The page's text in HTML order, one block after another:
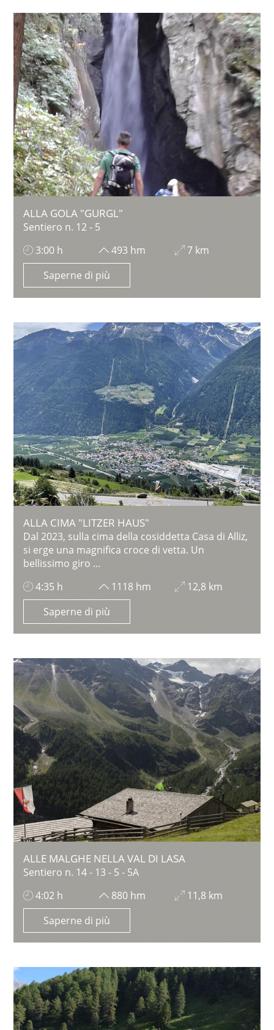
ALLA GOLA "GURGL"
Sentiero n. 12 - 5
3:00 h
493 hm
7 km
Saperne di più
ALLA CIMA "LITZER HAUS"
Dal 2023, sulla cima della cosiddetta Casa di Alliz,
si erge una magnifica croce di vetta. Un
bellissimo giro ...
4:35 h
1118 hm
12,8 km
Saperne di più
ALLE MALGHE NELLA VAL DI LASA
Sentiero n. 14 - 13 - 5 - 5A
4:02 h
880 hm
11,8 km
Saperne di più